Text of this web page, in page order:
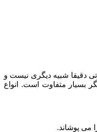
دقیقا شبیه دیگری نیست و
بسیار متفاوت است. انواع
می پوشاند.